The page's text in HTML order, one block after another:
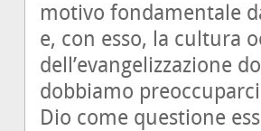
motivo fondamentale
e, con esso, la cultura
dell’evangelizzazione
dobbiamo
Dio come questione